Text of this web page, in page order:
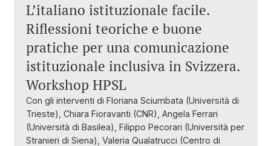
L’italiano istituzionale facile.
Riflessioni teoriche e buone
pratiche per una comunicazione
istituzionale inclusiva in Svizzera.
Workshop HPSL
Con gli interventi di Floriana Sciumbata (Università di
Trieste), Chiara Fioravanti (CNR), Angela Ferrari
(Università di Basilea), Filippo Pecorari (Università per
Stranieri di Siena), Valeria Qualatrucci (Centro di